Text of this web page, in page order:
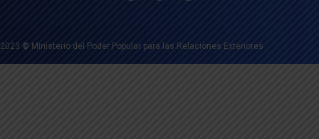
2023 © Ministerio del Poder Popular para las Relaciones Exteriores